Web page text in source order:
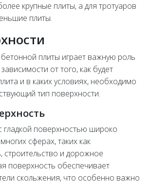
крупные плиты, а для тротуаров
плиты.
плиты играет важную роль
от того, как будет
и в каких условиях, необходимо
тип поверхности.
гладкой поверхностью широко
сферах, таких как
и дорожное
поверхность обеспечивает
скольжения, что особенно важно